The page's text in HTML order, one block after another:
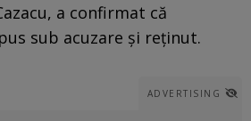
a confirmat că
sub acuzare și reținut.
ADVERTISING